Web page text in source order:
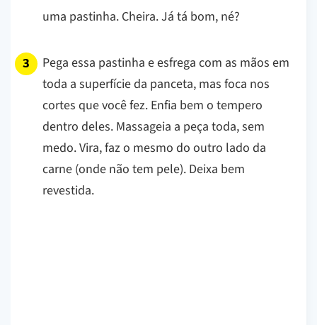
uma pastinha. Cheira. Já tá bom, né?
Pega essa pastinha e esfrega com as mãos em
toda a superfície da panceta, mas foca nos
cortes que você fez. Enfia bem o tempero
dentro deles. Massageia a peça toda, sem
medo. Vira, faz o mesmo do outro lado da
carne (onde não tem pele). Deixa bem
revestida.